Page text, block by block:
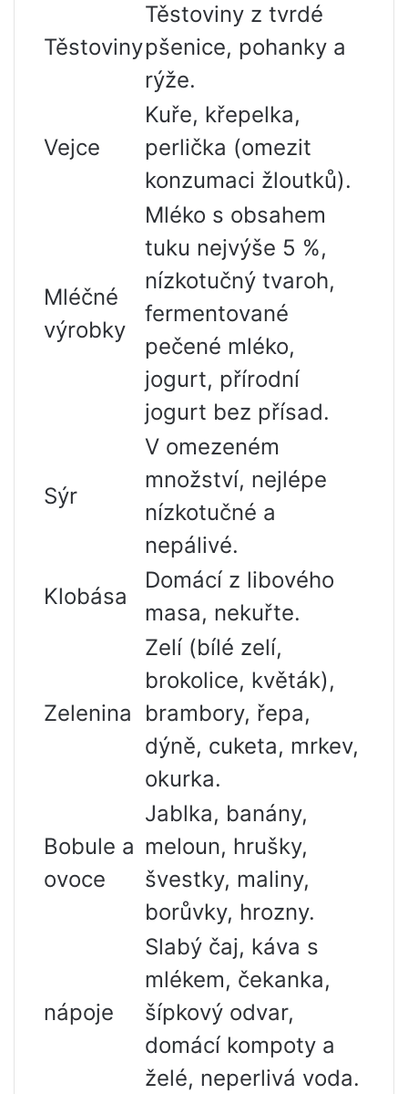
Těstoviny
Těstoviny z tvrdé
pšenice, pohanky a
rýže.
Vejce
Kuře, křepelka,
perlička (omezit
konzumaci žloutků).
Mléčné
výrobky
Mléko s obsahem
tuku nejvýše 5 %,
nízkotučný tvaroh,
fermentované
pečené mléko,
jogurt, přírodní
jogurt bez přísad.
Sýr
V omezeném
množství, nejlépe
nízkotučné a
nepálivé.
Klobása
Domácí z libového
masa, nekuřte.
Zelenina
Zelí (bílé zelí,
brokolice, květák),
brambory, řepa,
dýně, cuketa, mrkev,
okurka.
Bobule a
ovoce
Jablka, banány,
meloun, hrušky,
švestky, maliny,
borůvky, hrozny.
nápoje
Slabý čaj, káva s
mlékem, čekanka,
šípkový odvar,
domácí kompoty a
želé, neperlivá voda.